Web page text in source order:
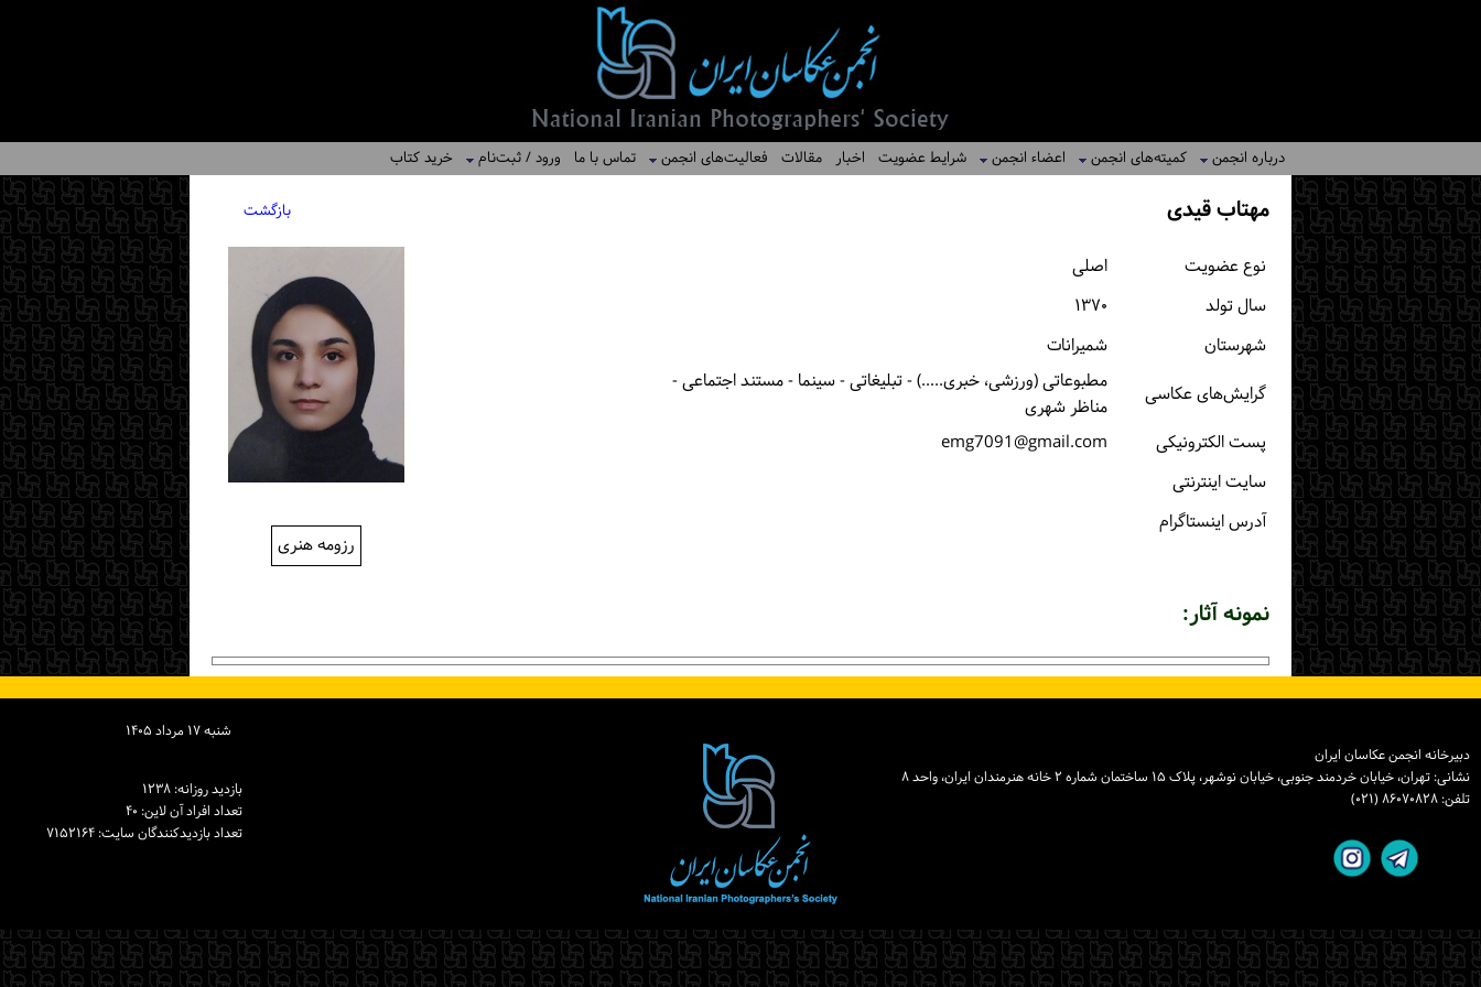
درباره انجمن کمیته‌های انجمن اعضاء انجمن شرایط عضویت اخبار مقالات فعالیت‌های انجمن تماس با ما ورود / ثبت‌نام خرید کتاب
مهتاب قیدی بازگشت
رزومه هنری
نوع عضویت
اصلی
سال تولد
۱۳۷۰
شهرستان
شمیرانات
گرایش‌های عکاسی
مطبوعاتی (ورزشی، خبری.....) - تبلیغاتی - سینما - مستند اجتماعی -
مناظر شهری
پست الكترونیكی
emg7091@gmail.com
سایت اینترنتی
آدرس اینستاگرام
نمونه آثار:
شنبه ۱۷ مرداد ۱۴۰۵
بازدید روزانه: ۱۲۳۸
تعداد افراد آن لاین: ۴۰
تعداد بازدیدكنندگان سایت: ۷۱۵۲۱۶۴
دبیرخانه انجمن عکاسان ایران
نشانی: تهران، خیابان خردمند جنوبی، خیابان نوشهر، پلاک ۱۵ ساختمان شماره ۲ خانه هنرمندان ایران، واحد ۸
تلفن: ۸۶۰۷۰۸۲۸ (۰۲۱)